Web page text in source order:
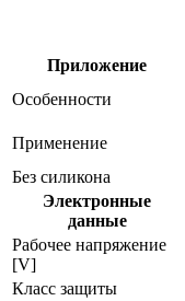
Приложение
Особенности
Применение
Без силикона
Электронные
данные
Рабочее напряжение
[V]
Класс защиты